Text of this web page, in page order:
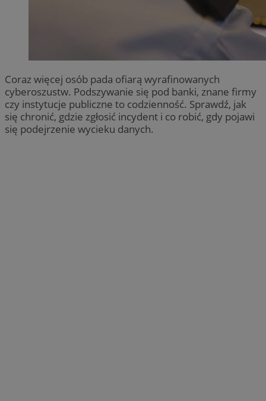
Coraz więcej osób pada ofiarą wyrafinowanych
cyberoszustw. Podszywanie się pod banki, znane firmy
czy instytucje publiczne to codzienność. Sprawdź, jak
się chronić, gdzie zgłosić incydent i co robić, gdy pojawi
się podejrzenie wycieku danych.